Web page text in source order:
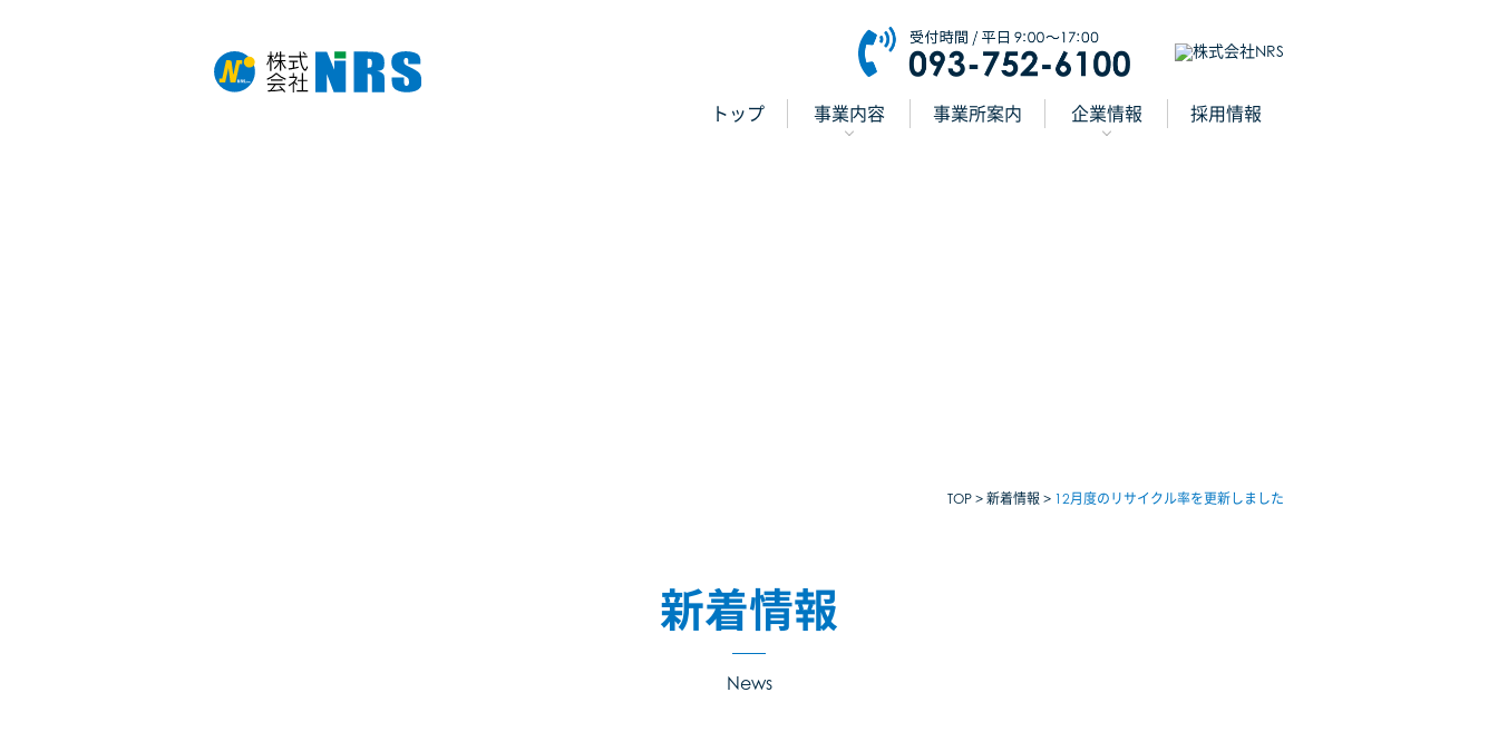
トップ 事業内容 事業所案内 企業情報 採用情報
TOP 新着情報 12月度のリサイクル率を更新しました
新着情報
News